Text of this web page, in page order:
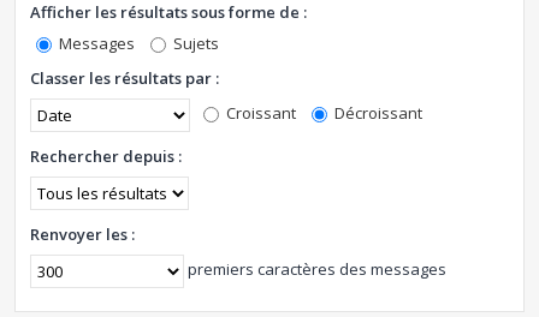
Afficher les résultats sous forme de :
Messages
Sujets
Classer les résultats par :
Croissant
Décroissant
Rechercher depuis :
Renvoyer les :
premiers caractères des messages